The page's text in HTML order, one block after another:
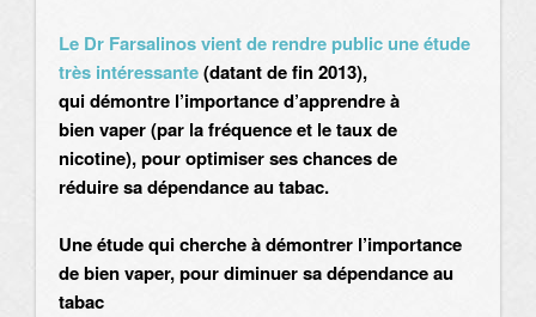
Le Dr Farsalinos vient de rendre public une étude
très intéressante(datant de fin 2013),
qui démontre l’importance d’apprendre à
bien vaper (par la fréquence et le taux de
nicotine), pour optimiser ses chances de
réduire sa dépendance au tabac.
Une étude qui cherche à démontrer l’importance
de bien vaper, pour diminuer sa dépendance au
tabac